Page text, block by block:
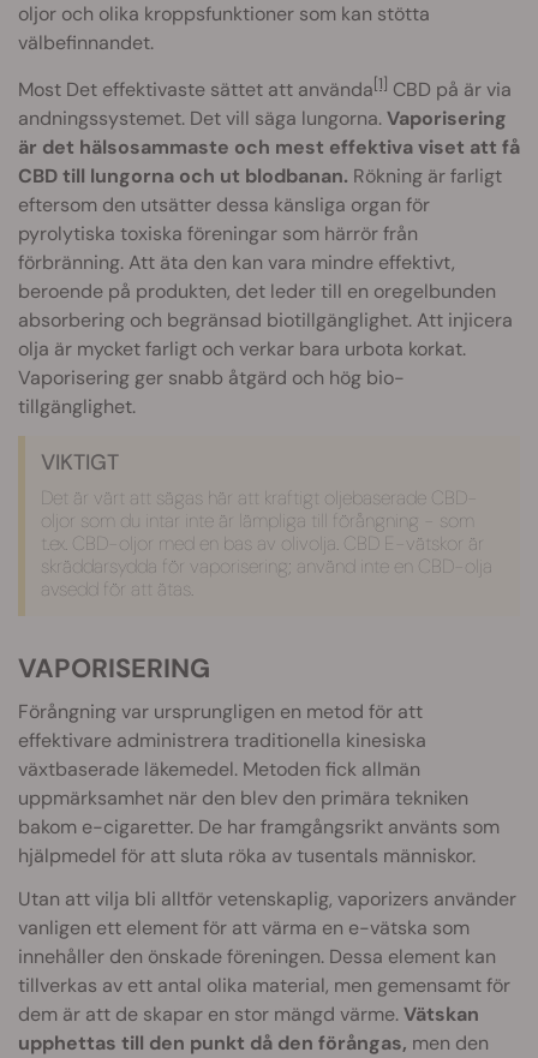
oljor och olika kroppsfunktioner som kan stötta
välbefinnandet.
Most Det effektivaste sättet att använda[1] CBD på är via
andningssystemet. Det vill säga lungorna.Vaporisering
är det hälsosammaste och mest effektiva viset att få
CBD till lungorna och ut blodbanan. Rökning är farligt
eftersom den utsätter dessa känsliga organ för
pyrolytiska toxiska föreningar som härrör från
förbränning. Att äta den kan vara mindre effektivt,
beroende på produkten, det leder till en oregelbunden
absorbering och begränsad biotillgänglighet. Att injicera
olja är mycket farligt och verkar bara urbota korkat.
Vaporisering ger snabb åtgärd och hög bio-
tillgänglighet.
VIKTIGT
Det är värt att sägas här att kraftigt oljebaserade CBD-
oljor som du intar inte är lämpliga till förångning - som
t.ex. CBD-oljor med en bas av olivolja. CBD E-vätskor är
skräddarsydda för vaporisering; använd inte en CBD-olja
avsedd för att ätas.
VAPORISERING
Förångning var ursprungligen en metod för att
effektivare administrera traditionella kinesiska
växtbaserade läkemedel. Metoden fick allmän
uppmärksamhet när den blev den primära tekniken
bakom e-cigaretter. De har framgångsrikt använts som
hjälpmedel för att sluta röka av tusentals människor.
Utan att vilja bli alltför vetenskaplig, vaporizers använder
vanligen ett element för att värma en e-vätska som
innehåller den önskade föreningen. Dessa element kan
tillverkas av ett antal olika material, men gemensamt för
dem är att de skapar en stor mängd värme.Vätskan
upphettas till den punkt då den förångas, men den